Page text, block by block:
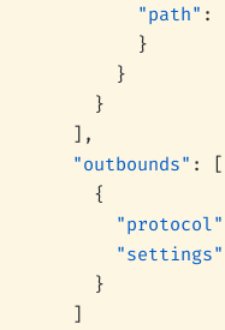
        "path"
:
        }
      }
    }
  ],
  "outbounds"
: [
    {
      "protocol"
      "settings"
    }
  ]